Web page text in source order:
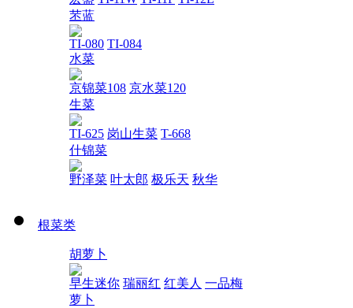
苤蓝
TI-080 TI-084
水菜
京锦菜108 京水菜120
生菜
TI-625 岗山生菜 T-668
什锦菜
野泽菜 叶太郎 极乐天 秋华
根菜类
胡萝卜
早生迷你 瑞丽红 红美人 一品梅
萝卜